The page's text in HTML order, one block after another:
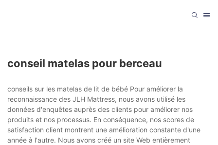
conseil matelas pour berceau
conseils sur les matelas de lit de bébé Pour améliorer la
reconnaissance des JLH Mattress, nous avons utilisé les
données d'enquêtes auprès des clients pour améliorer nos
produits et nos processus. En conséquence, nos scores de
satisfaction client montrent une amélioration constante d'une
année à l'autre. Nous avons créé un site Web entièrement